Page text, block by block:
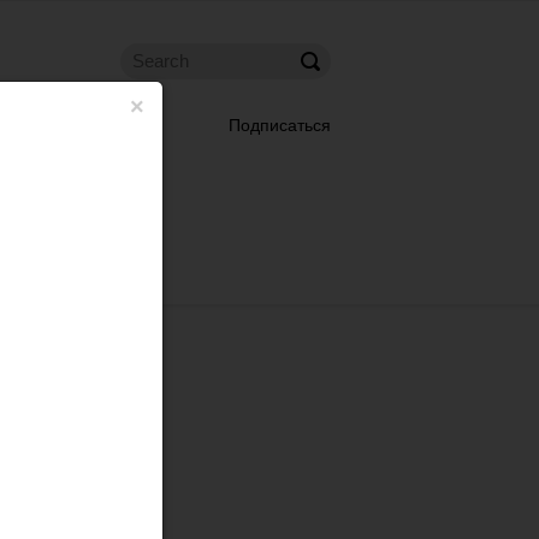
×
Подписаться